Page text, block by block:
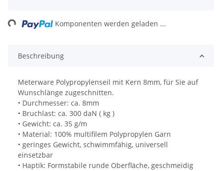
Komponenten werden geladen ...
Beschreibung
Meterware Polypropylenseil mit Kern 8mm, für Sie auf
Wunschlänge zugeschnitten.
• Durchmesser: ca. 8mm
• Bruchlast: ca. 300 daN ( kg )
• Gewicht: ca. 35 g/m
• Material: 100% multifilem Polypropylen Garn
• geringes Gewicht, schwimmfähig, universell
einsetzbar
• Haptik: Formstabile runde Oberfläche, geschmeidig